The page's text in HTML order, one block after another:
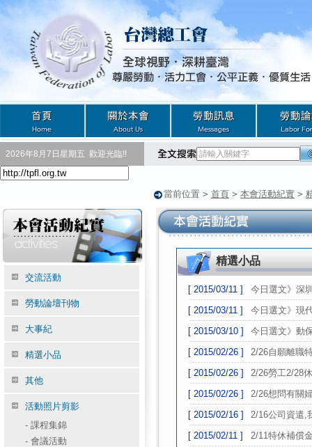
2026年8月7日星期五 歡迎光臨!!
當前位置 > 首頁 > 本會活動紀實 >
交流活動
勞動論壇刊物
大事紀
精選小品
其他
活動照片剪影
- 課程集錦
- 會議活動
精選小品
[ 2015/03/11 ]
今日選文》深
[ 2015/03/11 ]
今日選文》現
[ 2015/03/10 ]
今日選文》動
[ 2015/02/26 ]
2/26自願離職
[ 2015/02/26 ]
2/26勞工2/28
[ 2015/02/26 ]
2/26想問有關
[ 2015/02/16 ]
2/16公司資遣,
[ 2015/02/11 ]
2/11特休補償